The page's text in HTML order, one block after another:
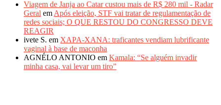
Viagem de Janja ao Catar custou mais de R$ 280 mil - Radar
Geral em Após eleição, STF vai tratar de regulamentação de
redes sociais; O QUE RESTOU DO CONGRESSO DEVE
REAGIR
ivete S. em XAPA-XANA: traficantes vendiam lubrificante
vaginal à base de maconha
AGNÉLO ANTONIO em Kamala: “Se alguém invadir
minha casa, vai levar um tiro”